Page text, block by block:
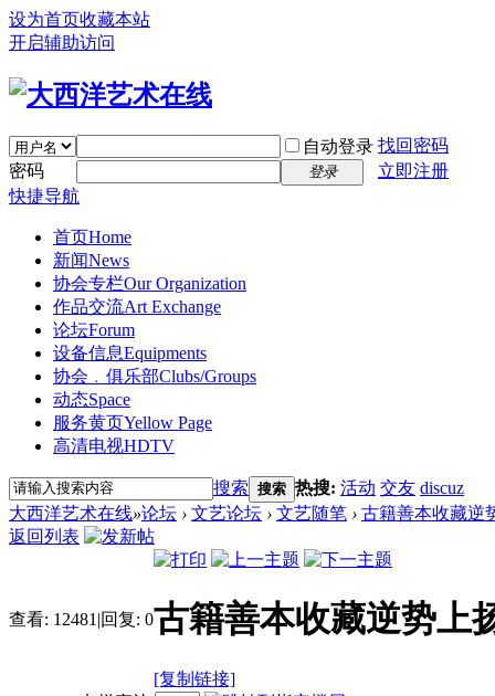
设为首页收藏本站
开启辅助访问
自动登录 找回密码
密码
登录
立即注册
快捷导航
首页Home
新闻News
协会专栏Our Organization
作品交流Art Exchange
论坛Forum
设备信息Equipments
协会﹒俱乐部Clubs/Groups
动态Space
服务黄页Yellow Page
高清电视HDTV
搜索 搜索 热搜: 活动 交友 discuz
大西洋艺术在线»论坛 › 文艺论坛 › 文艺随笔 › 古籍善本收藏逆
返回列表
查看: 12481 |回复: 0古籍善本收藏逆势上
[复制链接]